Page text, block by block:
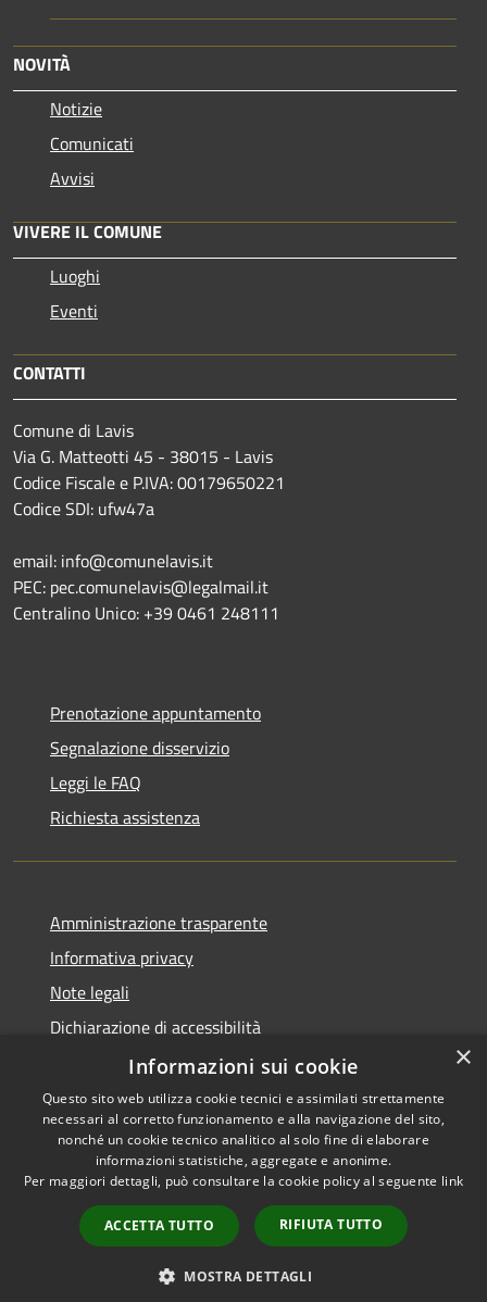
NOVITÀ
Notizie
Comunicati
Avvisi
VIVERE IL COMUNE
Luoghi
Eventi
CONTATTI
Comune di Lavis
Via G. Matteotti 45 - 38015 - Lavis
Codice Fiscale e P.IVA: 00179650221
Codice SDI: ufw47a
email: info@comunelavis.it
PEC: pec.comunelavis@legalmail.it
Centralino Unico: +39 0461 248111
Prenotazione appuntamento
Segnalazione disservizio
Leggi le FAQ
Richiesta assistenza
Amministrazione trasparente
Informativa privacy
Note legali
Dichiarazione di accessibilità
Informative Privacy
RSS
Accessibilità
Copyright © 2026 • Comune di
Municipium•
Accesso
redazione
×
Informazioni sui cookie
Questo sito web utilizza cookie tecnici e assimilati strettamente
necessari al corretto funzionamento e alla navigazione del sito,
nonché un cookie tecnico analitico al solo fine di elaborare
informazioni statistiche, aggregate e anonime.
Per maggiori dettagli, può consultare la cookie policy al seguente link
ACCETTA TUTTO RIFIUTA TUTTO
MOSTRA DETTAGLI